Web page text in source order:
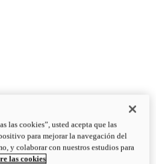
las cookies”, usted acepta que las
para mejorar la navegación del
y colaborar con nuestros estudios para
las cookies